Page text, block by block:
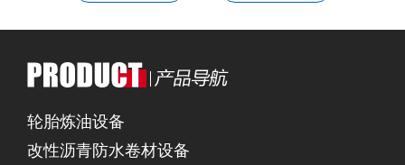
轮胎炼油设备
改性沥青防水卷材设备